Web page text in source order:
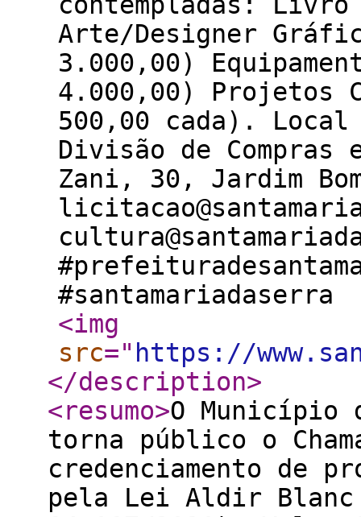
Arte/Designer
3.000,00)
4.000,00) Projetos
500,00 cada). Local
Divisão de
Zani, 30, Jardim
#santamariadaserra
<img
src=" https://
</description>
<resumo>O Município
torna público o
credenciamento de
pela Lei Aldir